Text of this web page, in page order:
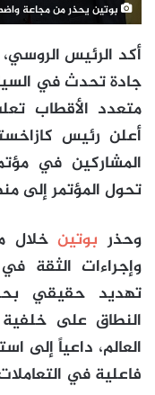
بوتين يحذر من مجاعة
أكد الرئيس الروسي،
جادة تحدث في
متعدد الأقطاب
أعلن رئيس
تحول المؤتمر إلى
وحذر بوتينخلال
تهديد حقيقي
النطاق على
العالم، داعياً إلى
فاعلية في